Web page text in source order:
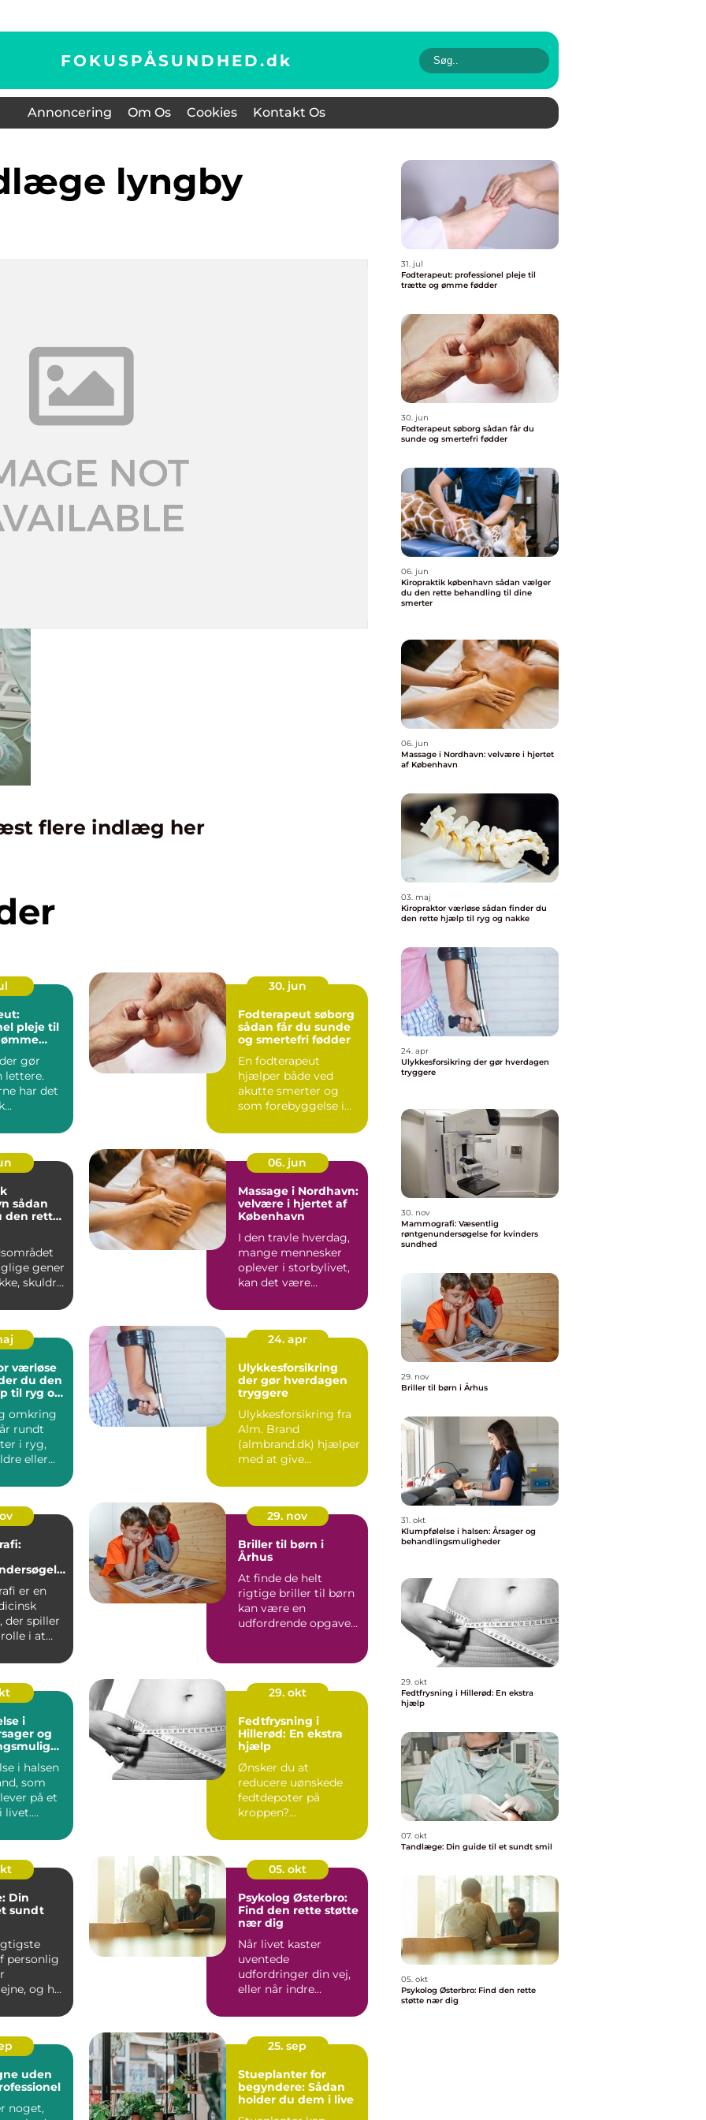
FOKUSPÅSUNDHED.dk
Annoncering Om Os Cookies Kontakt Os
lyngby
flere indlæg her
pleje til
gør
lettere.
har det
30. jun
Fodterapeut søborg
sådan får du sunde
og smertefri fødder
En fodterapeut
hjælper både ved
akutte smerter og
som forebyggelse i
opdager først ...
den rette
gener
skuldre
06. jun
Massage i Nordhavn:
velvære i hjertet af
København
I den travle hverdag,
mange mennesker
oplever i storbylivet,
kan det være
værløse
du den
til ryg og
omkring
rundt
i ryg,
eller
24. apr
Ulykkesforsikring
der gør hverdagen
tryggere
Ulykkesforsikring fra
Alm. Brand
(almbrand.dk) hjælper
med at give
pludseligt ...
er en
der spiller
i at
29. nov
Briller til børn i
Århus
At finde de helt
rigtige briller til børn
kan være en
udfordrende opgave
i
og
i halsen
som
på et
livet.
29. okt
Fedtfrysning i
Hillerød: En ekstra
hjælp
Ønsker du at
reducere uønskede
fedtdepoter på
kroppen?
Hiller&oslas...
Din
sundt
personlig
og her
05. okt
Psykolog Østerbro:
Find den rette støtte
nær dig
Når livet kaster
uventede
udfordringer din vej,
eller når indre
k...
uden
noget,
25. sep
Stueplanter for
begyndere: Sådan
holder du dem i live
31. jul
Fodterapeut: professionel pleje til
trætte og ømme fødder
30. jun
Fodterapeut søborg sådan får du
sunde og smertefri fødder
06. jun
Kiropraktik københavn sådan vælger
du den rette behandling til dine
smerter
06. jun
Massage i Nordhavn: velvære i hjertet
af København
03. maj
Kiropraktor værløse sådan finder du
den rette hjælp til ryg og nakke
24. apr
Ulykkesforsikring der gør hverdagen
tryggere
30. nov
Mammografi: Væsentlig
røntgenundersøgelse for kvinders
sundhed
29. nov
Briller til børn i Århus
31. okt
Klumpfølelse i halsen: Årsager og
behandlingsmuligheder
29. okt
Fedtfrysning i Hillerød: En ekstra
hjælp
07. okt
Tandlæge: Din guide til et sundt smil
05. okt
Psykolog Østerbro: Find den rette
støtte nær dig